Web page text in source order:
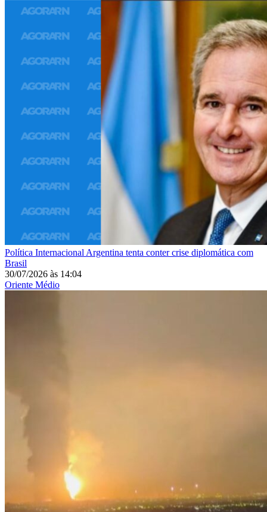
Política Internacional Argentina tenta conter crise diplomática com
Brasil
30/07/2026 às 14:04
Oriente Médio